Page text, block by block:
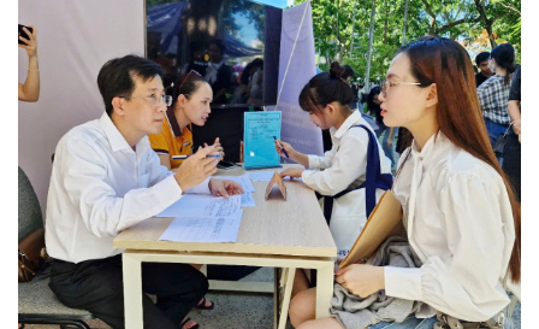
Kinh tế
Bất động sản
Khởi nghiệp
Thị trường
Giá vàng
Tiêu dùng
Tỷ giá
Chứng khoán
Giá cà phê